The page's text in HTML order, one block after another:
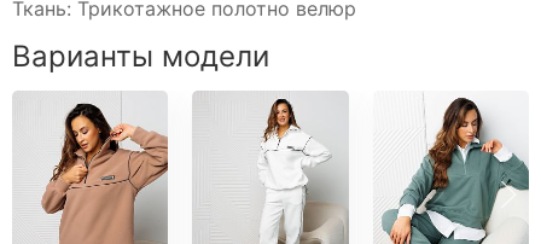
Блузы
Брюки
Водолазки
Головные уборы
Джемперы
Костюмы
Ткань: Трикотажное полотно велюр
Варианты модели